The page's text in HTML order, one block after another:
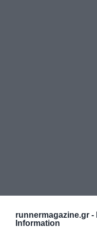
runnermagazine.gr -
Information